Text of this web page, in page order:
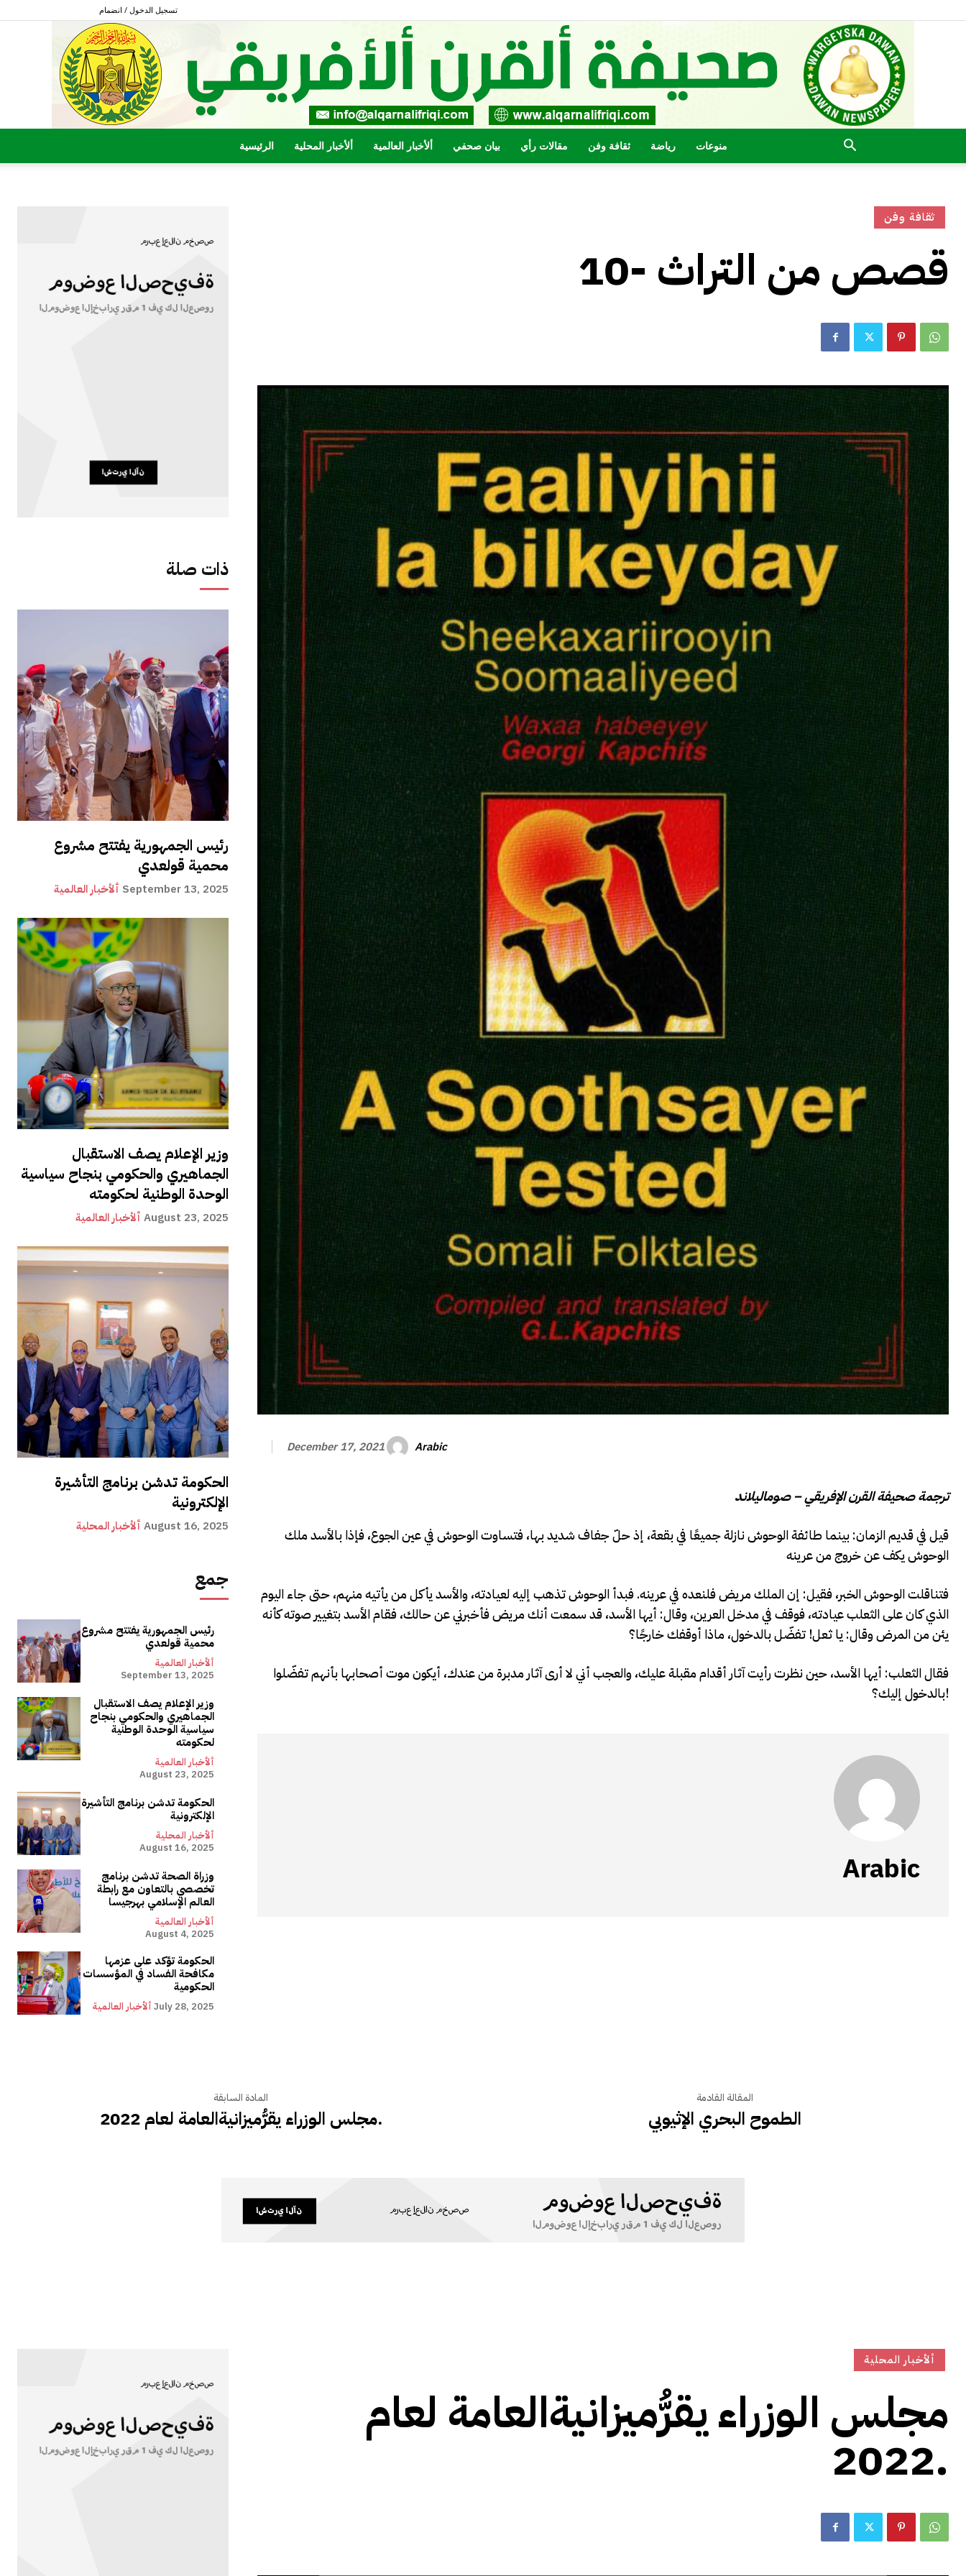
تسجيل الدخول / انضمام
الرئيسية ألأخبار المحلية ألأخبار العالمية بيان صحفي مقالات رأي ثقافة وفن رياضة منوعات
ذات صلة
رئيس الجمهورية يفتتح مشروع
محمية قولعدي
ألأخبار العالمية September 13, 2025
وزير الإعلام يصف الاستقبال
الجماهيري والحكومي بنجاح سياسية
الوحدة الوطنية لحكومته
ألأخبار العالمية August 23, 2025
الحكومة تدشن برنامج التأشيرة
الإلكترونية
ألأخبار المحلية August 16, 2025
جمع
رئيس الجمهورية يفتتح مشروع
محمية قولعدي
ألأخبار العالمية
September 13, 2025
وزير الإعلام يصف الاستقبال
الجماهيري والحكومي بنجاح
سياسية الوحدة الوطنية
لحكومته
ألأخبار العالمية
August 23, 2025
الحكومة تدشن برنامج التأشيرة
الإلكترونية
ألأخبار المحلية
August 16, 2025
وزراة الصحة تدشن برنامج
تخصصي بالتعاون مع رابطة
العالم الإسلامي بهرجيسا
ألأخبار العالمية
August 4, 2025
الحكومة تؤكد على عزمها
مكافحة الفساد في المؤسسات
الحكومية
ألأخبار العالمية July 28, 2025
ثقافة وفن
قصص من التراث -10
December 17, 2021 Arabic
ترجمة صحيفة القرن الإفريقي – صوماليلاند
قيل في قديم الزمان: بينما طائفة الوحوش نازلة جميعًا في بقعة، إذ حلّ جفاف شديد بها، فتساوت الوحوش في عين الجوع، فإذا بالأسد ملك
الوحوش يكف عن خروج من عرينه
فتناقلت الوحوش الخبر، فقيل: إن الملك مريض فلنعده في عرينه. فبدأ الوحوش تذهب إليه لعيادته، والأسد يأكل من يأتيه منهم، حتى جاء اليوم
الذي كان على الثعلب عيادته، فوقف في مدخل العرين، وقال: أيها الأسد، قد سمعت أنك مريض فأخبرني عن حالك، فقام الأسد بتغيير صوته كأنه
يئن من المرض وقال: يا ثعل! تفضّل بالدخول، ماذا أوقفك خارجًا؟
فقال الثعلب: أيها الأسد، حين نظرت رأيت آثار أقدام مقبلة عليك، والعجب أني لا أرى آثار مدبرة من عندك، أيكون موت أصحابها بأنهم تفضّلوا
بالدخول إليك؟!
Arabic
المادة السابقة
مجلس الوزراء يقرُّميزانيةالعامة لعام 2022.
المقالة القادمة
الطموح البحري الإثيوبي